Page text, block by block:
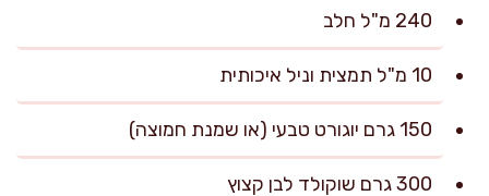
240 מ"ל חלב
10 מ"ל תמצית וניל איכותית
150 גרם יוגורט טבעי (או שמנת חמוצה)
300 גרם שוקולד לבן קצוץ